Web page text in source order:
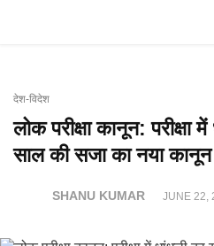
देश-विदेश
लोक परीक्षा कानून:
साल की सजा का नया
SHANU KUMAR JUNE 22,